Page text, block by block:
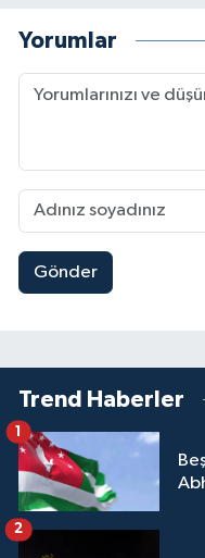
Yorumlar
Gönder
Trend Haberler
1
2